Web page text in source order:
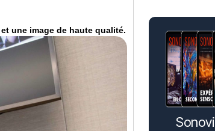
une image de haute qualité.